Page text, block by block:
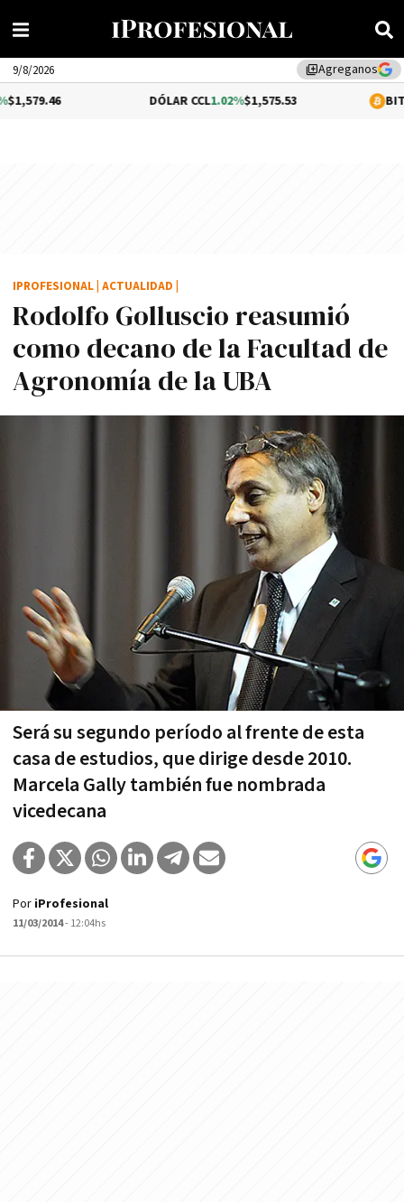
library_addAgreganos
9/8/2026
1.02%$1,575.53 BITCOIN-
Rodolfo Golluscio reasumió
como decano de la Facultad de
Agronomí­a de la UBA
Será su segundo período al frente de esta
casa de estudios, que dirige desde 2010.
Marcela Gally también fue nombrada
vicedecana
IPROFESIONAL ACTUALIDAD
Por iProfesional
11/03/2014- 12:04hs